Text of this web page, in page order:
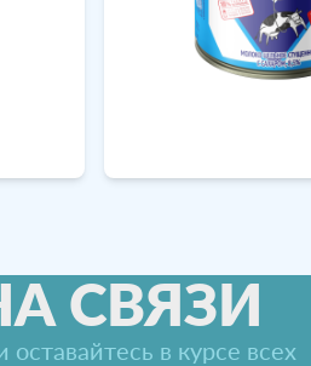
СВЯЗИ
в курсе всех